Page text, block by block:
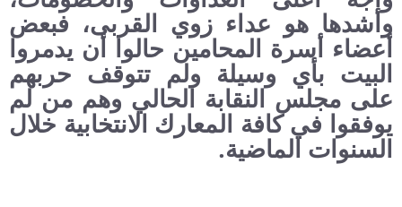
وأشدها هو عداء زوي القربى، فبعض
أعضاء أسرة المحامين حالوا أن يدمروا
البيت بأي وسيلة ولم تتوقف حربهم
على مجلس النقابة الحالي وهم من لم
يوفقوا في كافة المعارك الانتخابية خلال
السنوات الماضية.